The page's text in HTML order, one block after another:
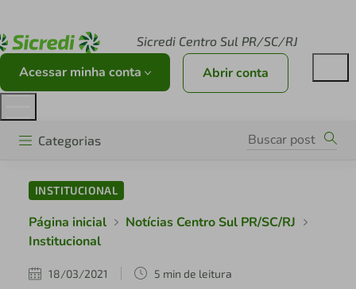
Sicredi Centro Sul PR/SC/RJ
Acessar minha conta Abrir conta
Categorias
INSTITUCIONAL
Página inicial
Notícias Centro Sul PR/SC/RJ
Institucional
18/03/2021 5 min de leitura